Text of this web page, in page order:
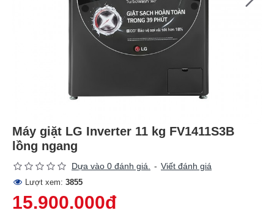
Máy giặt LG Inverter 11 kg FV1411S3B
lồng ngang
Dựa vào 0 đánh giá. - Viết đánh giá
Lượt xem: 3855
15.900.000đ